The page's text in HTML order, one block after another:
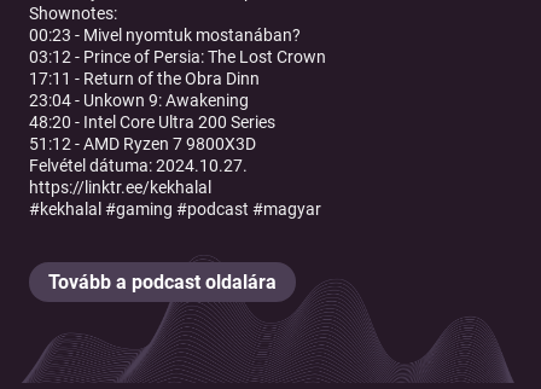
Shownotes:
00:23 - Mivel nyomtuk mostanában?
03:12 - Prince of Persia: The Lost Crown
17:11 - Return of the Obra Dinn
23:04 - Unkown 9: Awakening
48:20 - Intel Core Ultra 200 Series
51:12 - AMD Ryzen 7 9800X3D
Felvétel dátuma: 2024.10.27.
⁠⁠⁠⁠⁠⁠⁠⁠⁠⁠⁠⁠⁠⁠⁠⁠⁠⁠⁠⁠⁠⁠⁠⁠⁠⁠⁠⁠⁠https://linktr.ee/kekhalal⁠
#kekhalal #gaming #podcast #magyar
Tovább a podcast oldalára